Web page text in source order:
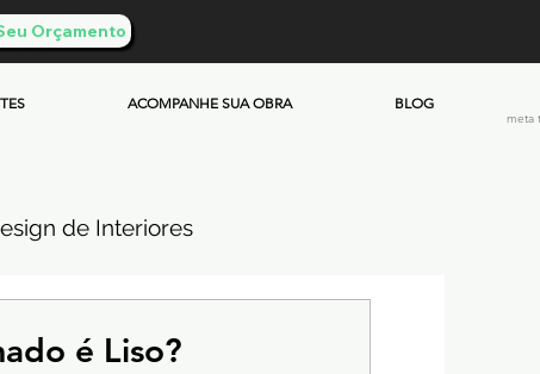
Orçamento
ACOMPANHE SUA OBRA BLOG
meta
de Interiores
é Liso?